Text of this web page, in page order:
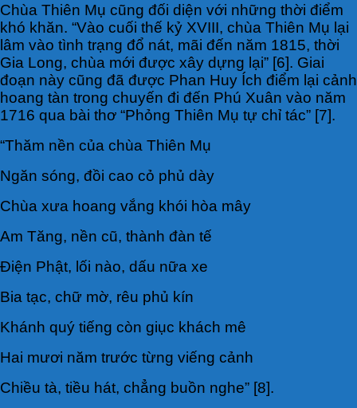
Chùa Thiên Mụ cũng đối diện với những thời điểm
khó khăn. “Vào cuối thế kỷ XVIII, chùa Thiên Mụ lại
lâm vào tình trạng đổ nát, mãi đến năm 1815, thời
Gia Long, chùa mới được xây dựng lại” [6]. Giai
đoạn này cũng đã được Phan Huy Ích điểm lại cảnh
hoang tàn trong chuyến đi đến Phú Xuân vào năm
1716 qua bài thơ “Phỏng Thiên Mụ tự chỉ tác” [7].
“Thăm nền của chùa Thiên Mụ
Ngăn sóng, đồi cao cỏ phủ dày
Chùa xưa hoang vắng khói hòa mây
Am Tăng, nền cũ, thành đàn tế
Điện Phật, lối nào, dấu nữa xe
Bia tạc, chữ mờ, rêu phủ kín
Khánh quý tiếng còn giục khách mê
Hai mươi năm trước từng viếng cảnh
Chiều tà, tiều hát, chẳng buồn nghe” [8].